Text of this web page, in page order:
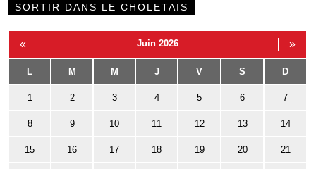
SORTIR DANS LE CHOLETAIS
« Juin 2026 »
L M M J V S D
1 2 3 4 5 6 7
8 9 10 11 12 13 14
15 16 17 18 19 20 21